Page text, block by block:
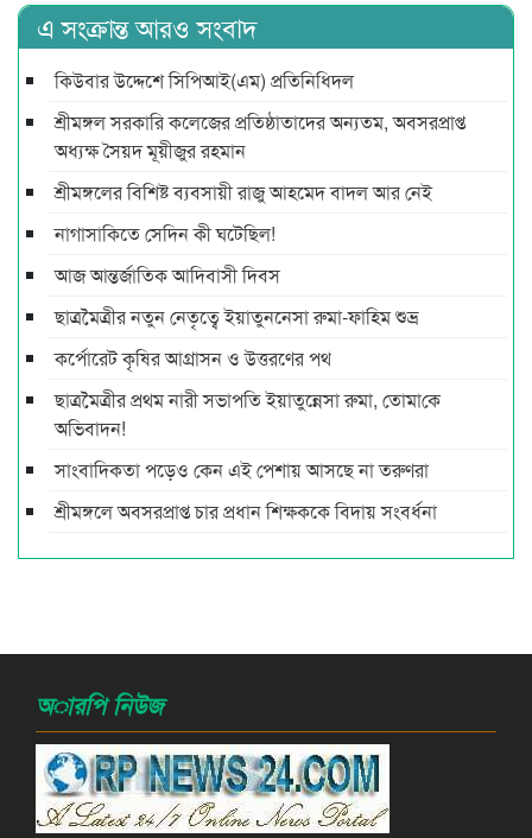
এ সংক্রান্ত আরও সংবাদ
কিউবার উদ্দেশে সিপিআই(এম) প্রতিনিধিদল
শ্রীমঙ্গল সরকারি কলেজের প্রতিষ্ঠাতাদের অন্যতম, অবসরপ্রাপ্ত
অধ্যক্ষ সৈয়দ মূয়ীজুর রহমান
শ্রীমঙ্গলের বিশিষ্ট ব্যবসায়ী রাজু আহমেদ বাদল আর নেই
নাগাসাকিতে সেদিন কী ঘটেছিল!
আজ আন্তর্জাতিক আদিবাসী দিবস
ছাত্রমৈত্রীর নতুন নেতৃত্বে ইয়াতুননেসা রুমা-ফাহিম শুভ্র
কর্পোরেট কৃষির আগ্রাসন ও উত্তরণের পথ
ছাত্রমৈত্রীর প্রথম নারী সভাপ‌তি ইয়াতুন্নেসা রুমা, তোমা‌কে
অ‌ভিবাদন!
সাংবাদিকতা পড়েও কেন এই পেশায় আসছে না তরুণরা
শ্রীমঙ্গলে অবসরপ্রাপ্ত চার প্রধান শিক্ষককে বিদায় সংবর্ধনা
অারপি নিউজ